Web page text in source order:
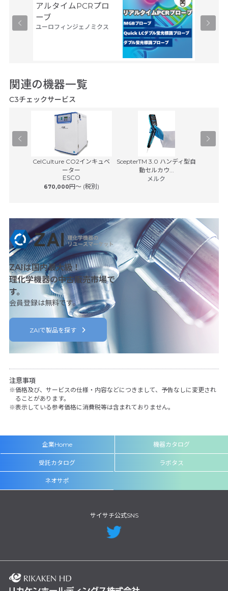
アルタイムPCRプロ
ーブ
ユーロフィンジェノミクス
現系
サーモ
関連の機器一覧
C3チェックサービス
CelCulture CO2インキュベ
ーター
ESCO
670,000円〜 (税別)
ScepterTM 3.0 ハンディ型自
動セルカウ...
メルク
ZAIは国内最大級！
理化学機器の中古販売市場で
す。
会員登録は無料です。
ZAIで製品を探す
注意事項
価格及び、サービスの仕様・内容などにつきまして、予告なしに変更され
ることがあります。
表示している参考価格に消費税等は含まれておりません。
企業Home 機器カタログ
受託カタログ ラボタス
ネオサポ
サイサチ公式SNS